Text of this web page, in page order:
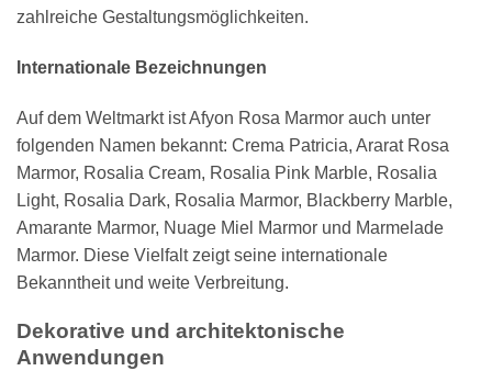
zahlreiche Gestaltungsmöglichkeiten.
Internationale Bezeichnungen
Auf dem Weltmarkt ist Afyon Rosa Marmor auch unter
folgenden Namen bekannt: Crema Patricia, Ararat Rosa
Marmor, Rosalia Cream, Rosalia Pink Marble, Rosalia
Light, Rosalia Dark, Rosalia Marmor, Blackberry Marble,
Amarante Marmor, Nuage Miel Marmor und Marmelade
Marmor. Diese Vielfalt zeigt seine internationale
Bekanntheit und weite Verbreitung.
Dekorative und architektonische
Anwendungen